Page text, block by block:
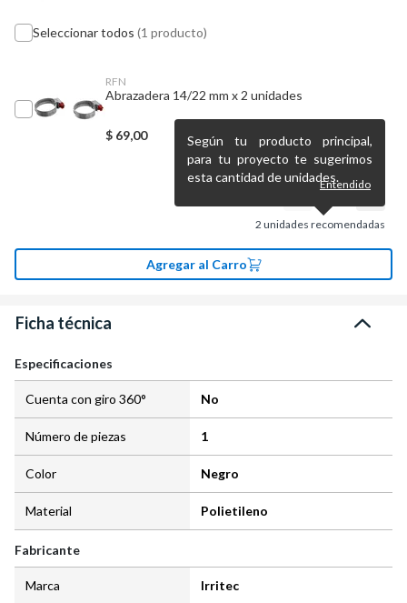
Seleccionar todos (1 producto)
RFN
Abrazadera 14/22 mm x 2 unidades
$ 69,00
2 unidades recomendadas
Según tu producto principal,
para tu proyecto te sugerimos
esta cantidad de unidades.Entendido
Agregar al Carro
Ficha técnica
Especificaciones
Cuenta con giro 360° No
Número de piezas 1
Color Negro
Material Polietileno
Fabricante
Marca Irritec